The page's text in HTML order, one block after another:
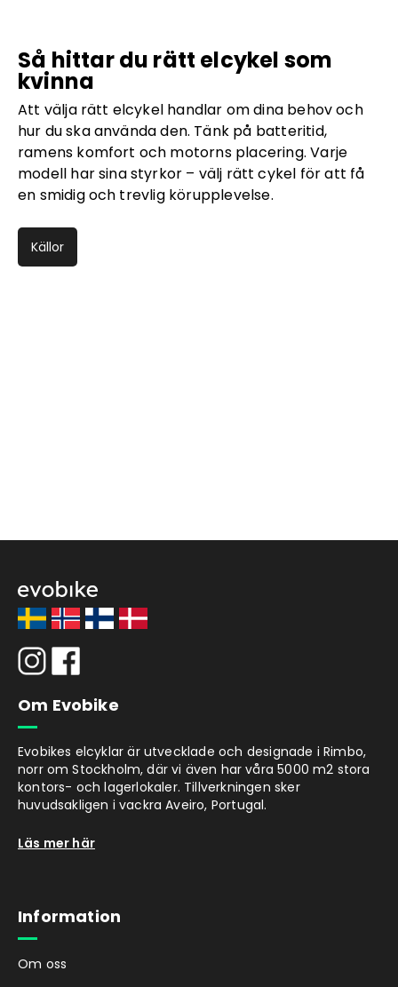
Så hittar du rätt elcykel som
kvinna
Att välja rätt elcykel handlar om dina behov och
hur du ska använda den. Tänk på batteritid,
ramens komfort och motorns placering. Varje
modell har sina styrkor – välj rätt cykel för att få
en smidig och trevlig körupplevelse.
Källor
Om Evobike
Evobikes elcyklar är utvecklade och designade i Rimbo,
norr om Stockholm, där vi även har våra 5000 m2 stora
kontors- och lagerlokaler. Tillverkningen sker
huvudsakligen i vackra Aveiro, Portugal.
Läs mer här
Information
Om oss